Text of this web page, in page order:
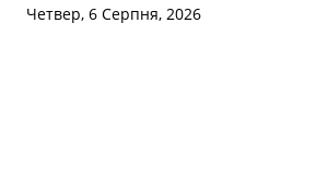
Четвер, 6 Серпня, 2026